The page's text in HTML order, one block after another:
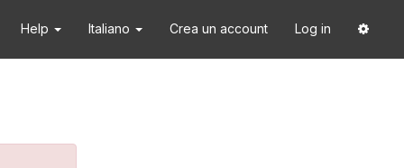
Help Italiano Crea un account Log in